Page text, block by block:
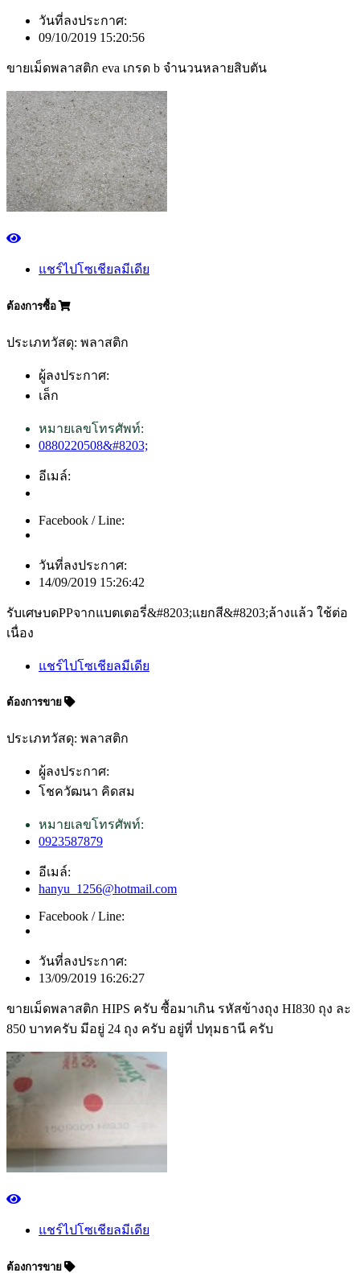
วันที่ลงประกาศ:
09/10/2019 15:20:56
ขายเม็ดพลาสติก eva เกรด b จำนวนหลายสิบตัน
แชร์ไปโซเชียลมีเดีย
ต้องการซื้อ
ประเภทวัสดุ: พลาสติก
ผู้ลงประกาศ:
เล็ก
หมายเลขโทรศัพท์:
0880220508&#8203;
อีเมล์:
Facebook / Line:
วันที่ลงประกาศ:
14/09/2019 15:26:42
รับเศษบดPPจากแบตเตอรี่&#8203;แยกสี&#8203;ล้างแล้ว ใช้ต่อ
เนื่อง
แชร์ไปโซเชียลมีเดีย
ต้องการขาย
ประเภทวัสดุ: พลาสติก
ผู้ลงประกาศ:
โชควัฒนา คิดสม
หมายเลขโทรศัพท์:
0923587879
อีเมล์:
hanyu_1256@hotmail.com
Facebook / Line:
วันที่ลงประกาศ:
13/09/2019 16:26:27
ขายเม็ดพลาสติก HIPS ครับ ซื้อมาเกิน รหัสข้างถุง HI830 ถุง ละ
850 บาทครับ มีอยู่ 24 ถุง ครับ อยู่ที่ ปทุมธานี ครับ
แชร์ไปโซเชียลมีเดีย
ต้องการขาย